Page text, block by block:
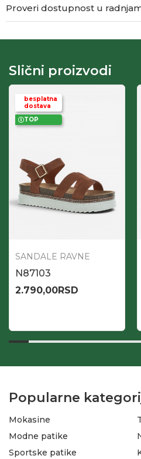
Proveri dostupnost u
Slični proizvodi
besplatna
dostava
TOP
SANDALE RAVNE
N87103
2.790,00RSD
Popularne
Mokasine
Modne patike
Sportske patike